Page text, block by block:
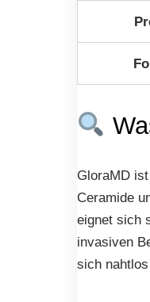
GloraMD
Ceramide
eignet sich
invasiven
sich